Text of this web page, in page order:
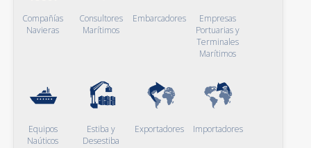
Compañías
Navieras
Consultores
Marítimos
Embarcadores
Empresas
Portuarias y
Terminales
Marítimos
Equipos
Naúticos
Estiba y
Desestiba
Exportadores Importadores